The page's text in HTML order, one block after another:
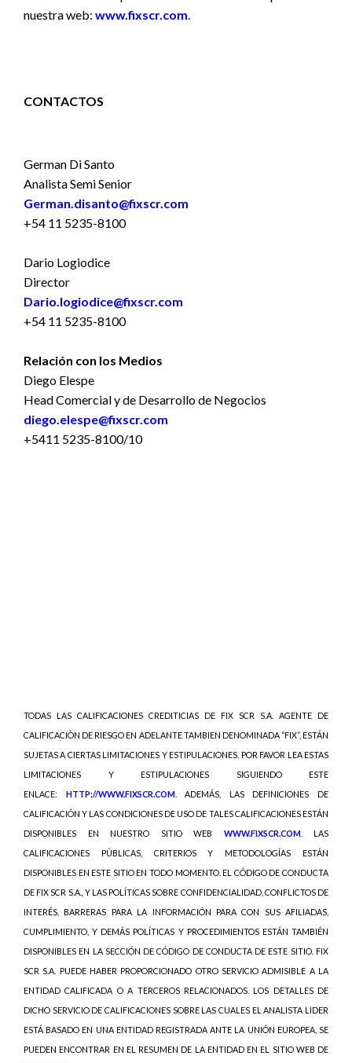
nuestra web: www.fixscr.com.
CONTACTOS
German Di Santo
Analista Semi Senior
German.disanto@fixscr.com
+54 11 5235-8100
Dario Logiodice
Director
Dario.logiodice@fixscr.com
+54 11 5235-8100
Relación con los Medios
Diego Elespe
Head Comercial y de Desarrollo de Negocios
diego.elespe@fixscr.com
+5411 5235-8100/10
TODAS LAS CALIFICACIONES CREDITICIAS DE FIX SCR S.A. AGENTE DE
CALIFICACIÒN DE RIESGO EN ADELANTE TAMBIEN DENOMINADA “FIX”, ESTÁN
SUJETAS A CIERTAS LIMITACIONES Y ESTIPULACIONES. POR FAVOR LEA ESTAS
LIMITACIONES Y ESTIPULACIONES SIGUIENDO ESTE
ENLACE: HTTP://WWW.FIXSCR.COM . ADEMÁS, LAS DEFINICIONES DE
CALIFICACIÓN Y LAS CONDICIONES DE USO DE TALES CALIFICACIONES ESTÁN
DISPONIBLES EN NUESTRO SITIO WEB WWW.FIXSCR.COM . LAS
CALIFICACIONES PÚBLICAS, CRITERIOS Y METODOLOGÍAS ESTÁN
DISPONIBLES EN ESTE SITIO EN TODO MOMENTO. EL CÓDIGO DE CONDUCTA
DE FIX SCR S.A., Y LAS POLÍTICAS SOBRE CONFIDENCIALIDAD, CONFLICTOS DE
INTERÉS, BARRERAS PARA LA INFORMACIÓN PARA CON SUS AFILIADAS,
CUMPLIMIENTO, Y DEMÁS POLÍTICAS Y PROCEDIMIENTOS ESTÁN TAMBIÉN
DISPONIBLES EN LA SECCIÓN DE CÓDIGO DE CONDUCTA DE ESTE SITIO. FIX
SCR S.A. PUEDE HABER PROPORCIONADO OTRO SERVICIO ADMISIBLE A LA
ENTIDAD CALIFICADA O A TERCEROS RELACIONADOS. LOS DETALLES DE
DICHO SERVICIO DE CALIFICACIONES SOBRE LAS CUALES EL ANALISTA LIDER
ESTÁ BASADO EN UNA ENTIDAD REGISTRADA ANTE LA UNIÓN EUROPEA, SE
PUEDEN ENCONTRAR EN EL RESUMEN DE LA ENTIDAD EN EL SITIO WEB DE